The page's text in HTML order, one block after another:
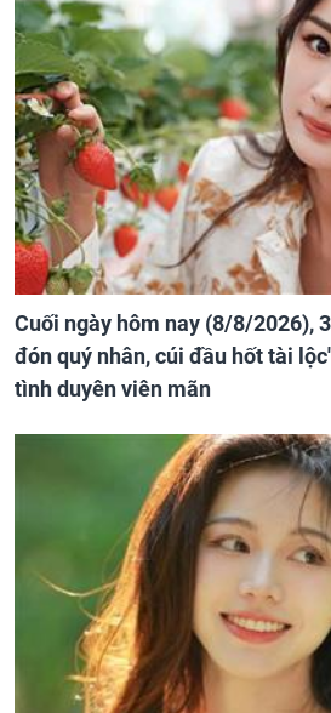
Cuối ngày hôm nay (8/8/2026),
đón quý nhân, cúi đầu hốt tài
tình duyên viên mãn